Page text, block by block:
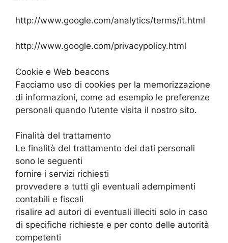
http://www.google.com/analytics/terms/it.html
http://www.google.com/privacypolicy.html
Cookie e Web beacons
Facciamo uso di cookies per la memorizzazione
di informazioni, come ad esempio le preferenze
personali quando l’utente visita il nostro sito.
Finalità del trattamento
Le finalità del trattamento dei dati personali
sono le seguenti
fornire i servizi richiesti
provvedere a tutti gli eventuali adempimenti
contabili e fiscali
risalire ad autori di eventuali illeciti solo in caso
di specifiche richieste e per conto delle autorità
competenti